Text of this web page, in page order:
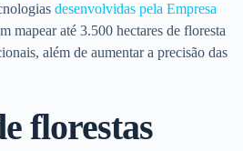
desenvolvidas pela Empresa
mapear até 3.500 hectares de floresta
além de aumentar a precisão das
florestas